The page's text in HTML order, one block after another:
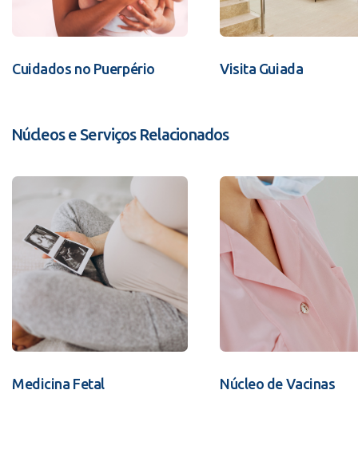
Cuidados no Puerpério Visita Guiada
Núcleos e Serviços Relacionados
Medicina Fetal Núcleo de Vacinas